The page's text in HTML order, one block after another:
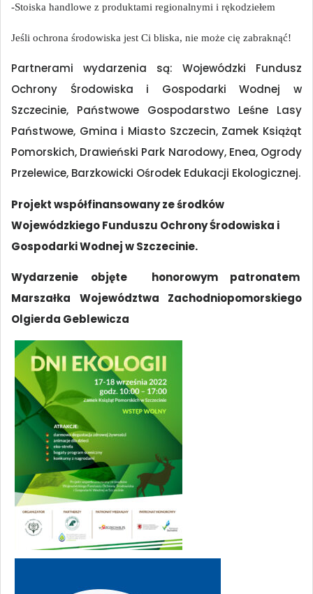
-Stoiska handlowe z produktami regionalnymi i rękodziełem
Jeśli ochrona środowiska jest Ci bliska, nie może cię zabraknąć!
Partnerami wydarzenia są: Wojewódzki Fundusz
Ochrony Środowiska i Gospodarki Wodnej w
Szczecinie, Państwowe Gospodarstwo Leśne Lasy
Państwowe, Gmina i Miasto Szczecin, Zamek Książąt
Pomorskich, Drawieński Park Narodowy, Enea, Ogrody
Przelewice, Barzkowicki Ośrodek Edukacji Ekologicznej.
Projekt współfinansowany ze środków
Wojewódzkiego Funduszu Ochrony Środowiska i
Gospodarki Wodnej w Szczecinie.
Wydarzenie objęte honorowym patronatem
Marszałka Województwa Zachodniopomorskiego
Olgierda Geblewicza